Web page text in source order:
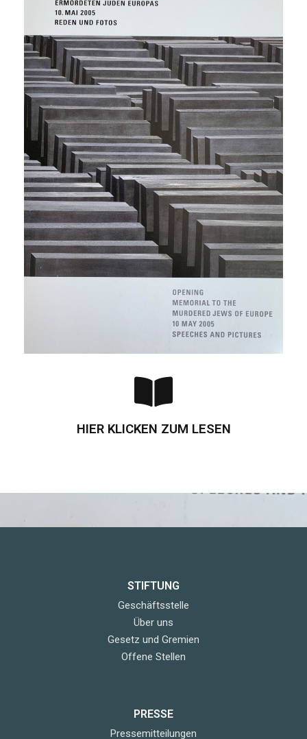
HIER KLICKEN ZUM LESEN
STIFTUNG
Geschäftsstelle
Über uns
Gesetz und Gremien
Offene Stellen
PRESSE
Pressemitteilungen